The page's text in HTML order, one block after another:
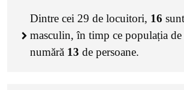
Dintre cei 29 de locuitori, 16
masculin, în timp ce populația
numără 13 de persoane.